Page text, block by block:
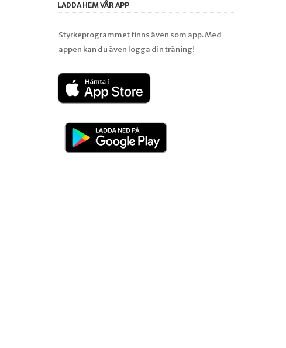
LADDA HEM VÅR APP
Styrkeprogrammet finns även som app. Med
appen kan du även logga din träning!